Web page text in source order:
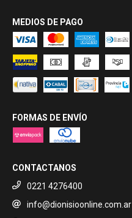
MEDIOS DE PAGO
FORMAS DE ENVÍO
CONTACTANOS
0221 4276400
info@dionisioonline.com.ar